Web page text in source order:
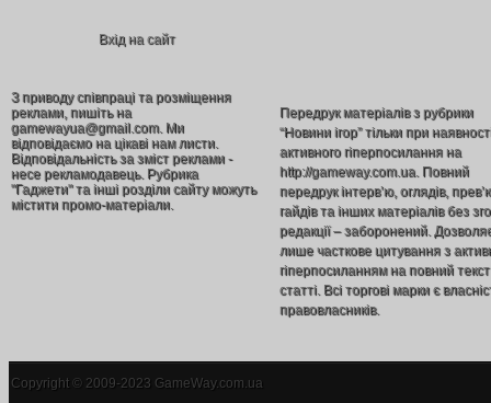
Вхід на сайт
З приводу співпраці та розміщення
реклами, пишіть на
gamewayua@gmail.com. Ми
відповідаємо на цікаві нам листи.
Відповідальність за зміст реклами -
несе рекламодавець. Рубрика
"Гаджети" та інші розділи сайту можуть
містити промо-матеріали.
Передрук матеріалів з рубрики
“Новини ігор” тільки при
активного гіперпосилання на
http://gameway.com.ua. Повний
передрук інтерв’ю, оглядів,
гайдів та інших матеріалів без
редакції – заборонений.
лише часткове цитування з
гіперпосиланням на повний текст
статті. Всі торгові марки є
правовласників.
Copyright © 2009-2023 GameWay.com.ua